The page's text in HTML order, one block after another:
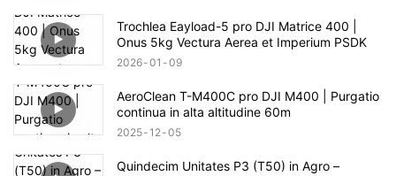
Trochlea Eayload-5 pro DJI Matrice 400 |
Onus 5kg Vectura Aerea et Imperium PSDK
2026 01 09
AeroClean T-M400C pro DJI M400 | Purgatio
continua in alta altitudine 60m
2025 12 05
Quindecim Unitates P3 (T50) in Agro –